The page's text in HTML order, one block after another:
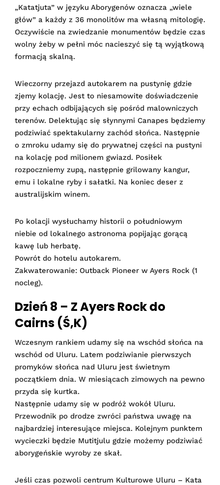
„Katatjuta” w języku Aborygenów oznacza „wiele
głów” a każdy z 36 monolitów ma własną mitologię.
Oczywiście na zwiedzanie monumentów będzie czas
wolny żeby w pełni móc nacieszyć się tą wyjątkową
formacją skalną.
Wieczorny przejazd autokarem na pustynię gdzie
zjemy kolację. Jest to niesamowite doświadczenie
przy echach odbijających się pośród malowniczych
terenów. Delektując się słynnymi Canapes będziemy
podziwiać spektakularny zachód słońca. Następnie
o zmroku udamy się do prywatnej części na pustyni
na kolację pod milionem gwiazd. Posiłek
rozpoczniemy zupą, następnie grilowany kangur,
emu i lokalne ryby i sałatki. Na koniec deser z
australijskim winem.
Po kolacji wysłuchamy historii o południowym
niebie od lokalnego astronoma popijając gorącą
kawę lub herbatę.
Powrót do hotelu autokarem.
Zakwaterowanie: Outback Pioneer w Ayers Rock (1
nocleg).
Dzień 8 – Z Ayers Rock do
Cairns (Ś,K)
Wczesnym rankiem udamy się na wschód słońca na
wschód od Uluru. Latem podziwianie pierwszych
promyków słońca nad Uluru jest świetnym
początkiem dnia. W miesiącach zimowych na pewno
przyda się kurtka.
Następnie udamy się w podróż wokół Uluru.
Przewodnik po drodze zwróci państwa uwagę na
najbardziej interesujące miejsca. Kolejnym punktem
wycieczki będzie Mutitjulu gdzie możemy podziwiać
aborygeńskie wyroby ze skał.
Jeśli czas pozwoli centrum Kulturowe Uluru – Kata